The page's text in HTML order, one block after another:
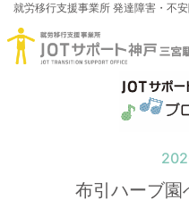
就労移行支援事業所 発達障害・不
布引ハーブ園